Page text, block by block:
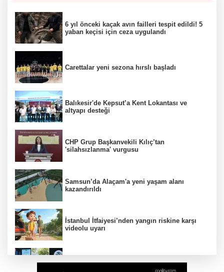
6 yıl önceki kaçak avın failleri tespit edildi! 5
yaban keçisi için ceza uygulandı
Carettalar yeni sezona hırslı başladı
Balıkesir'de Kepsut’a Kent Lokantası ve
altyapı desteği
CHP Grup Başkanvekili Kılıç’tan
'silahsızlanma' vurgusu
Samsun’da Alaçam'a yeni yaşam alanı
kazandırıldı
İstanbul İtfaiyesi’nden yangın riskine karşı
videolu uyarı